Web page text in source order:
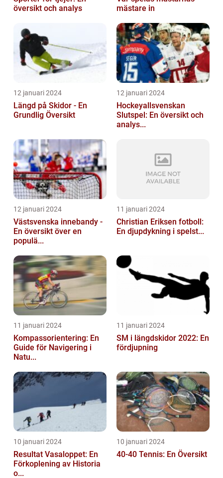
översikt och analys
mästare in
12 januari 2024
Längd på Skidor - En
Grundlig Översikt
12 januari 2024
Hockeyallsvenskan
Slutspel: En översikt och
analys...
12 januari 2024
Västsvenska innebandy -
En översikt över en
populä...
11 januari 2024
Christian Eriksen fotboll:
En djupdykning i spelst...
11 januari 2024
Kompassorientering: En
Guide för Navigering i
Natu...
11 januari 2024
SM i längdskidor 2022: En
fördjupning
10 januari 2024
Resultat Vasaloppet: En
Förkoplening av Historia
o...
10 januari 2024
40-40 Tennis: En Översikt